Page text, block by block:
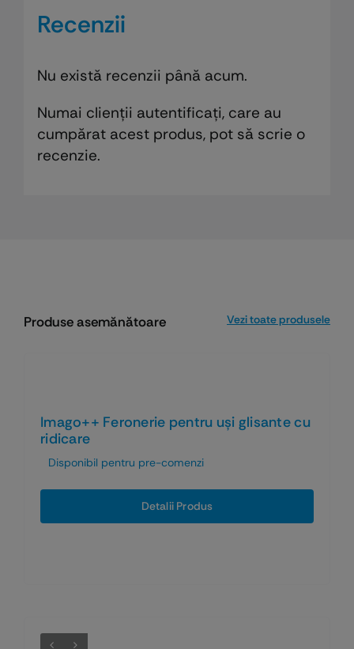
Recenzii
Nu există recenzii până acum.
Numai clienții autentificați, care au
cumpărat acest produs, pot să scrie o
recenzie.
Produse asemănătoare Vezi toate produsele
Imago++ Feronerie pentru uși glisante cu
ridicare
Disponibil pentru pre-comenzi
Detalii Produs